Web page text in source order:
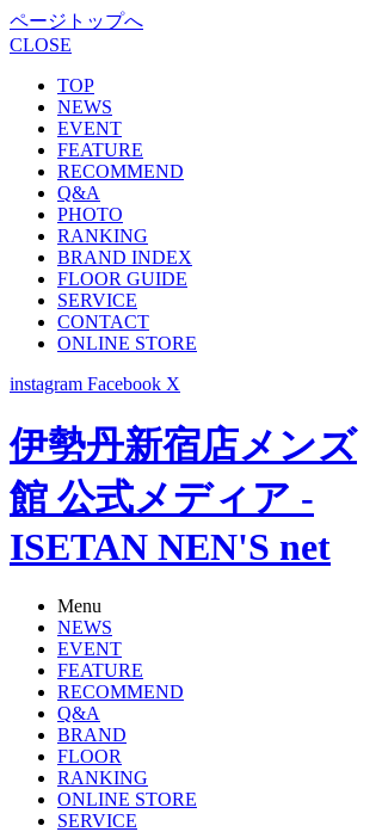
ページトップへ
CLOSE
TOP
NEWS
EVENT
FEATURE
RECOMMEND
Q&A
PHOTO
RANKING
BRAND INDEX
FLOOR GUIDE
SERVICE
CONTACT
ONLINE STORE
instagram Facebook X
伊勢丹新宿店メンズ
館 公式メディア -
ISETAN NEN'S net
Menu
NEWS
EVENT
FEATURE
RECOMMEND
Q&A
BRAND
FLOOR
RANKING
ONLINE STORE
SERVICE